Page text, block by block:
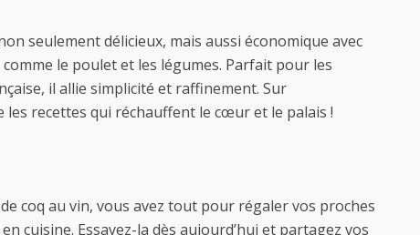
seulement délicieux, mais aussi économique avec
le poulet et les légumes. Parfait pour les
il allie simplicité et raffinement. Sur
les recettes qui réchauffent le cœur et le palais !
coq au vin, vous avez tout pour régaler vos proches
cuisine. Essayez-la dès aujourd’hui et partagez vos